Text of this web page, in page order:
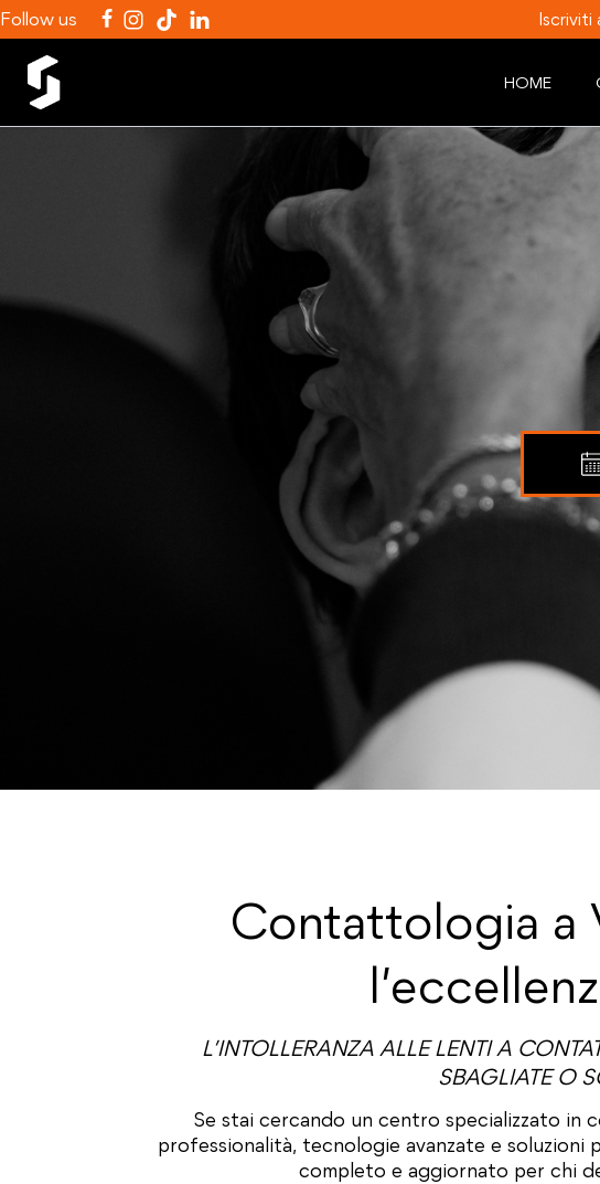
Follow us Iscriviti
HOME
Contattologia a
L’INTOLLERANZA ALLE LENTI A
SBAGLIATE O
Se stai cercando un centro specializzato
professionalità, tecnologie avanzate e soluzioni
completo e aggiornato per chi